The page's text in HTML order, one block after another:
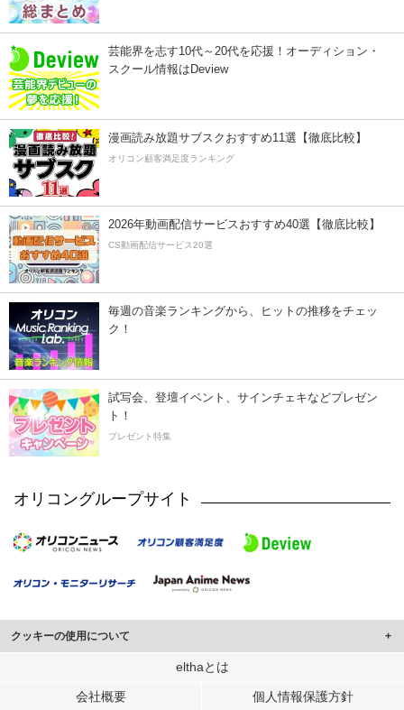
芸能界を志す10代～20代を応援！オーディション・
スクール情報はDeview
漫画読み放題サブスクおすすめ11選【徹底比較】
オリコン顧客満足度ランキング
2026年動画配信サービスおすすめ40選【徹底比較】
CS動画配信サービス20選
毎週の音楽ランキングから、ヒットの推移をチェッ
ク！
試写会、登壇イベント、サインチェキなどプレゼン
ト！
プレゼント特集
オリコングループサイト
クッキーの使用について
このサイトでは Cookie を使用して、ユーザーに合わせたコンテンツや広告の
行っています。
elthaとは
会社概要 個人情報保護方針